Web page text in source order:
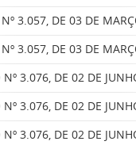
Nº 3.057, DE 03 DE
Nº 3.057, DE 03 DE
Nº 3.076, DE 02 DE
Nº 3.076, DE 02 DE
Nº 3.076, DE 02 DE